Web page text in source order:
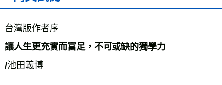
台灣版作者序
讓人生更充實而富足，不可或缺的獨學力
/